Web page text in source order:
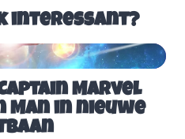
interessant?
Marvel
in nieuwe